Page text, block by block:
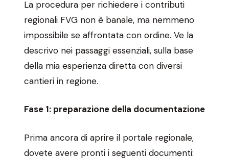
La procedura per richiedere i contributi
regionali FVG non è banale, ma nemmeno
impossibile se affrontata con ordine. Ve la
descrivo nei passaggi essenziali, sulla base
della mia esperienza diretta con diversi
cantieri in regione.
Fase 1: preparazione della documentazione
Prima ancora di aprire il portale regionale,
dovete avere pronti i seguenti documenti: